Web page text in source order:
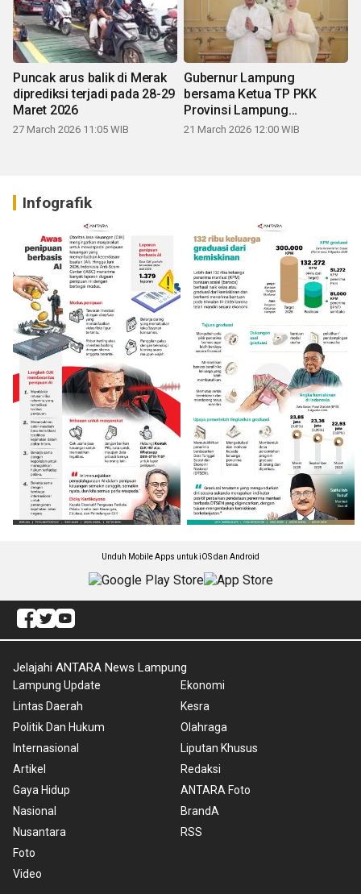
Puncak arus balik di Merak
diprediksi terjadi pada 28-29
Maret 2026
27 March 2026 11:05 WIB
Gubernur Lampung
bersama Ketua TP PKK
Provinsi Lampung
mengucapkan Selamat Hari
21 March 2026 12:00 WIB
Infografik
Unduh Mobile Apps untuk iOS dan Android
Jelajahi ANTARA News Lampung
Lampung Update
Lintas Daerah
Politik Dan Hukum
Internasional
Artikel
Gaya Hidup
Nasional
Nusantara
Foto
Video
Ekonomi
Kesra
Olahraga
Liputan Khusus
Redaksi
ANTARA Foto
BrandA
RSS